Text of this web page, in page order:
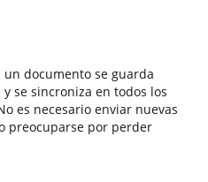
documento se guarda
se sincroniza en todos los
es necesario enviar nuevas
preocuparse por perder